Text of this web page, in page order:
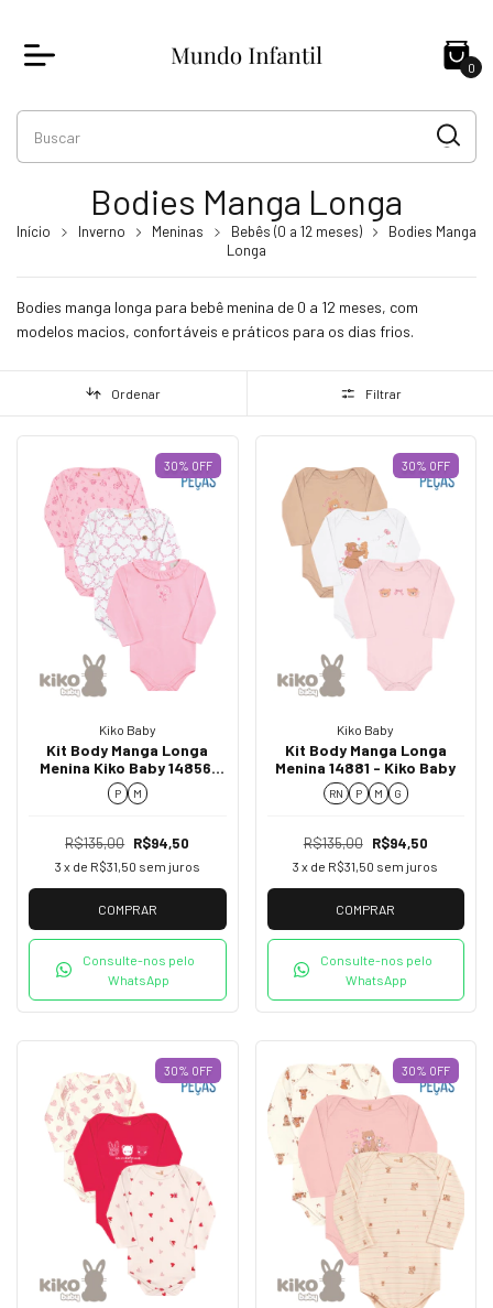
0
Bodies Manga Longa
Início Inverno Meninas Bebês (0 a 12 meses)
Bodies Manga
Longa
Bodies manga longa para bebê menina de 0 a 12 meses, com
modelos macios, confortáveis e práticos para os dias frios.
Ordenar Filtrar
30% OFF
Kiko Baby
Kit Body Manga Longa
Menina Kiko Baby 14856:
Conforto e Elegância para
Sua Pequena
P M
R$135,00 R$94,50
3 x de R$31,50 sem juros
COMPRAR
Consulte-nos pelo
WhatsApp
30% OFF
Kiko Baby
Kit Body Manga Longa
Menina 14881 - Kiko Baby
RN P M G
R$135,00 R$94,50
3 x de R$31,50 sem juros
COMPRAR
Consulte-nos pelo
WhatsApp
30% OFF 30% OFF